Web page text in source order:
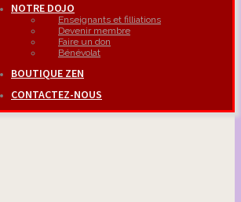
NOTRE DOJO
Enseignants et filliations
Devenir membre
Faire un don
Bénévolat
BOUTIQUE ZEN
CONTACTEZ-NOUS